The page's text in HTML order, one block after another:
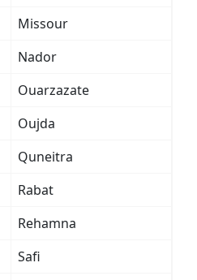
Missour
Nador
Ouarzazate
Oujda
Quneitra
Rabat
Rehamna
Safi